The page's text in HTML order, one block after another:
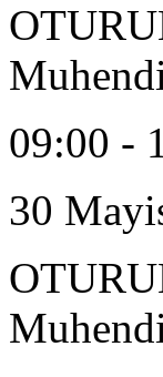
09:00 -
30